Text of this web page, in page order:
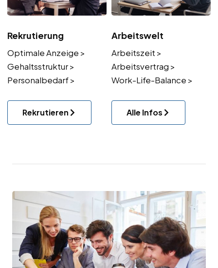
Rekrutierung
Optimale Anzeige >
Gehaltsstruktur >
Personalbedarf >
Rekrutieren
Arbeitswelt
Arbeitszeit >
Arbeitsvertrag >
Work-Life-Balance >
Alle Infos